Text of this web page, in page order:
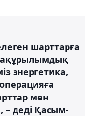
шарттарға
энергетика,
мен
– деді Қасым-